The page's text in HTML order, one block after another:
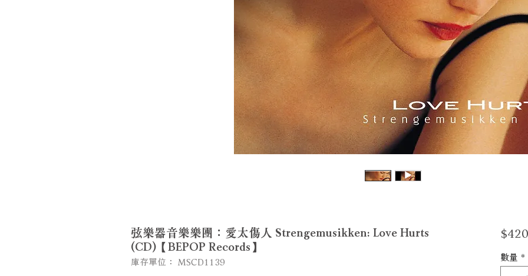
弦樂器音樂樂團：愛太傷人 Strengemusikken: Love Hurts
(CD)【BEPOP Records】
庫存單位： MSCD1139 數量 *